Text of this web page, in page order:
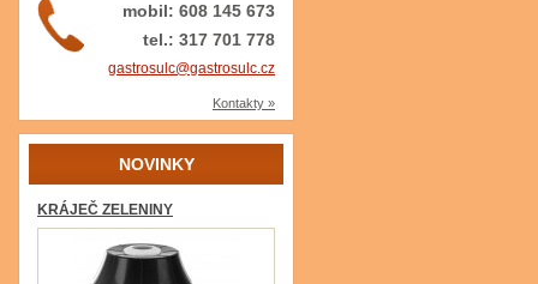
mobil: 608 145 673
tel.: 317 701 778
gastrosulc@gastrosulc.cz
Kontakty »
NOVINKY
KRÁJEČ ZELENINY